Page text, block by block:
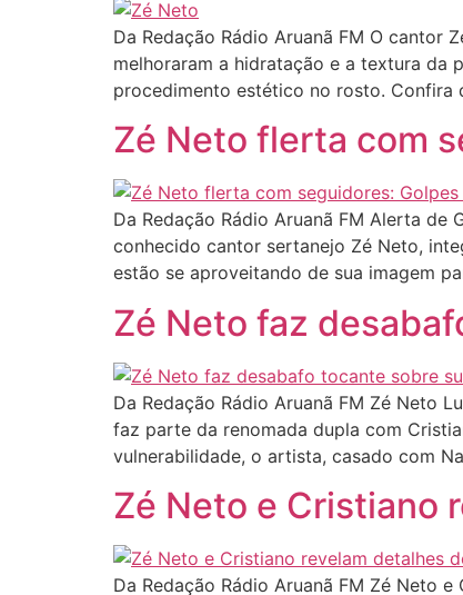
Da Redação Rádio Aruanã FM O cantor
melhoraram a hidratação e a textura da
procedimento estético no rosto.
Zé Neto flerta com
Da Redação Rádio Aruanã FM Alerta
conhecido cantor sertanejo Zé Neto,
estão se aproveitando de sua imagem
Zé Neto faz
Da Redação Rádio Aruanã FM Zé Neto
faz parte da renomada dupla com
vulnerabilidade, o artista, casado com
Zé Neto e Cristiano
Da Redação Rádio Aruanã FM Zé Neto